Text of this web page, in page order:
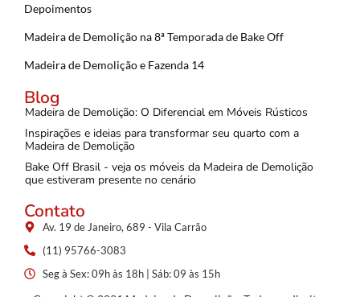
Depoimentos
Madeira de Demolição na 8ª Temporada de Bake Off
Madeira de Demolição e Fazenda 14
Blog
Madeira de Demolição: O Diferencial em Móveis Rústicos
Inspirações e ideias para transformar seu quarto com a
Madeira de Demolição
Bake Off Brasil - veja os móveis da Madeira de Demolição
que estiveram presente no cenário
Contato
Av. 19 de Janeiro, 689 - Vila Carrão
(11) 95766-3083
Seg à Sex: 09h às 18h | Sáb: 09 às 15h